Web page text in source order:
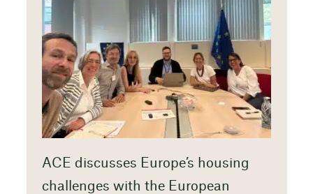
ACE discusses Europe’s housing
challenges with the European